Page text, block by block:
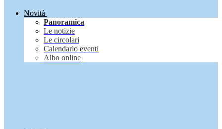
Novità
Panoramica
Le notizie
Le circolari
Calendario eventi
Albo online